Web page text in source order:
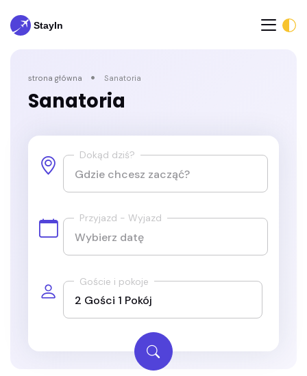
strona główna Sanatoria
Sanatoria
Dokąd dziś?
Przyjazd - Wyjazd
Goście i pokoje